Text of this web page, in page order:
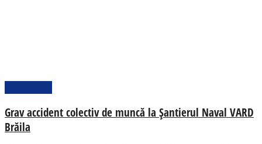
Grav accident colectiv de muncă la Șantierul Naval VARD
Brăila